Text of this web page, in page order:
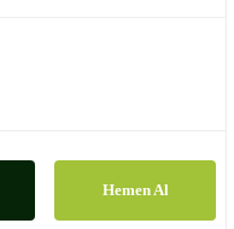
Hemen Al